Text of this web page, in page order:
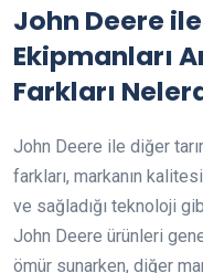
John Deere
Ekipmanları
Farkları
John Deere ile diğer
farkları, markanın
ve sağladığı teknoloji
John Deere ürünleri
ömür sunarken, diğer